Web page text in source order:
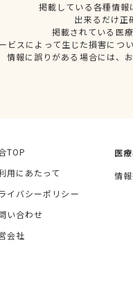
掲載している各種情
出来るだけ正
掲載されている医
ビスによって生じた損害につ
情報に誤りがある場合には、
TOP
用にあたって
イバシーポリシー
い合わせ
会社
医
情